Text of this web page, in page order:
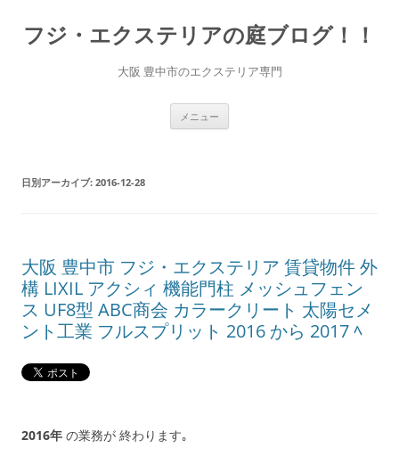
テ
ン
フジ・エクステリアの庭ブログ！！
大阪 豊中市のエクステリア専門
メニュー
日別アーカイブ: 2016-12-28
大阪 豊中市 フジ・エクステリア 賃貸物件 外
構 LIXIL アクシィ 機能門柱 メッシュフェン
ス UF8型 ABC商会 カラークリート 太陽セメ
ント工業 フルスプリット 2016 から 2017 ﾍ
2016年 の業務が 終わります｡